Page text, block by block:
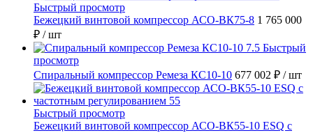
Быстрый просмотр
Бежецкий винтовой компрессор АСО-ВК75-8 1 765 000
₽ / шт
Быстрый
просмотр
Спиральный компрессор Ремеза КС10-10 677 002 ₽ / шт
Быстрый просмотр
Бежецкий винтовой компрессор АСО-ВК55-10 ESQ с